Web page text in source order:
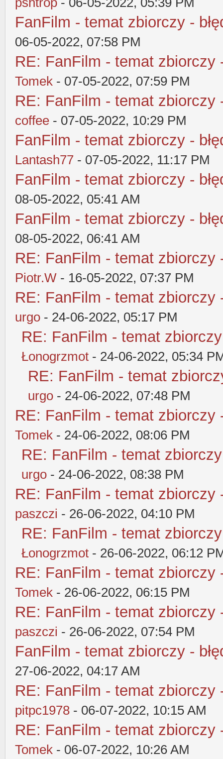
FanFilm - temat zbiorczy -
06-05-2022, 07:58 PM
RE: FanFilm - temat zbiorczy
Tomek - 07-05-2022, 07:59 PM
RE: FanFilm - temat zbiorczy
coffee - 07-05-2022, 10:29 PM
FanFilm - temat zbiorczy -
Lantash77 - 07-05-2022, 11:17 PM
FanFilm - temat zbiorczy -
08-05-2022, 05:41 AM
FanFilm - temat zbiorczy -
08-05-2022, 06:41 AM
RE: FanFilm - temat zbiorczy
Piotr.W - 16-05-2022, 07:37 PM
RE: FanFilm - temat zbiorczy
urgo - 24-06-2022, 05:17 PM
RE: FanFilm - temat
Łonogrzmot - 24-06-2022, 05:34
RE: FanFilm - temat
urgo - 24-06-2022, 07:48 PM
RE: FanFilm - temat zbiorczy
Tomek - 24-06-2022, 08:06 PM
RE: FanFilm - temat
urgo - 24-06-2022, 08:38 PM
RE: FanFilm - temat zbiorczy
paszczi - 26-06-2022, 04:10 PM
RE: FanFilm - temat
Łonogrzmot - 26-06-2022, 06:12
RE: FanFilm - temat zbiorczy
Tomek - 26-06-2022, 06:15 PM
RE: FanFilm - temat zbiorczy
paszczi - 26-06-2022, 07:54 PM
FanFilm - temat zbiorczy -
27-06-2022, 04:17 AM
RE: FanFilm - temat zbiorczy
pitpc1978 - 06-07-2022, 10:15 AM
RE: FanFilm - temat zbiorczy
Tomek - 06-07-2022, 10:26 AM